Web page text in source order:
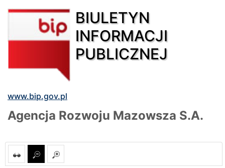
BIULETYN
INFORMACJI
PUBLICZNEJ
www.bip.gov.pl
Agencja Rozwoju Mazowsza S.A.